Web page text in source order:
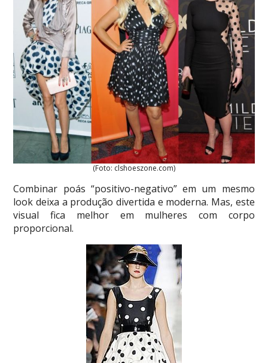
(Foto: clshoeszone.com)
Combinar poás “positivo-negativo” em um mesmo
look deixa a produção divertida e moderna. Mas, este
visual fica melhor em mulheres com corpo
proporcional.